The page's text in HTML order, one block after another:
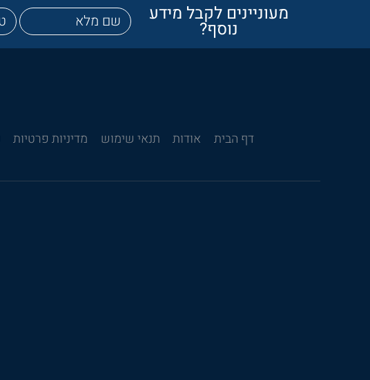
מעוניינים לקבל מידע
נוסף?
דף הבית אודות תנאי שימוש מדיניות פרטיות